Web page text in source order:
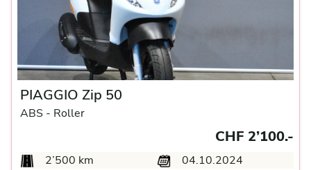
PIAGGIO Zip 50
ABS - Roller
CHF 2’100.-
2’500 km
04.10.2024